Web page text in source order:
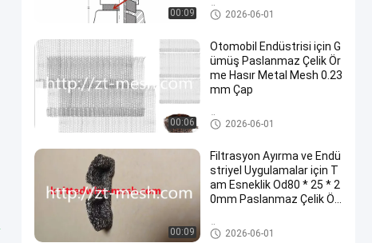
00:09 Örme Hasır
2026-06-01
00:06
Otomobil Endüstrisi için G
ümüş Paslanmaz Çelik Ör
me Hasır Metal Mesh 0.23
mm Çap
Örme Hasır
2026-06-01
00:09
Filtrasyon Ayırma ve Endü
striyel Uygulamalar için T
am Esneklik Od80 * 25 * 2
0mm Paslanmaz Çelik Ör
Örme Hasır
2026-06-01